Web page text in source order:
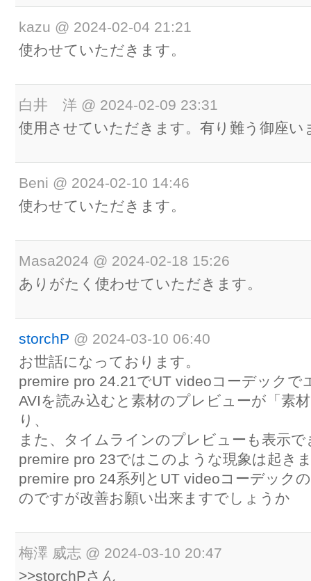
kazu @ 2024-02-04 21:21
使わせていただきます。
白井 洋 @ 2024-02-09 23:31
使用させていただきます。有り難う御座い
Beni @ 2024-02-10 14:46
使わせていただきます。
Masa2024 @ 2024-02-18 15:26
ありがたく使わせていただきます。
storchP @ 2024-03-10 06:40
お世話になっております。
premire pro 24.21でUT videoコーデックで
AVIを読み込むと素材のプレビューが「素
り、
また、タイムラインのプレビューも表示
premire pro 23ではこのような現象は起き
premire pro 24系列とUT videoコーデック
のですが改善お願い出来ますでしょうか
梅澤 威志 @ 2024-03-10 20:47
>>storchPさん